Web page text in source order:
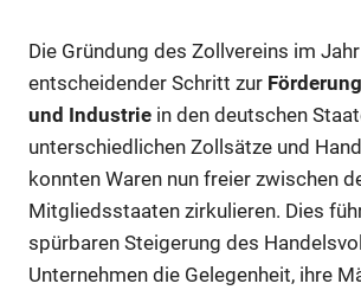
Die Gründung des Zollvereins im
entscheidender Schritt zur
und Industrie in den deutschen
unterschiedlichen Zollsätze und
konnten Waren nun freier zwischen
Mitgliedsstaaten zirkulieren. Dies
spürbaren Steigerung des
Unternehmen die Gelegenheit, ihre